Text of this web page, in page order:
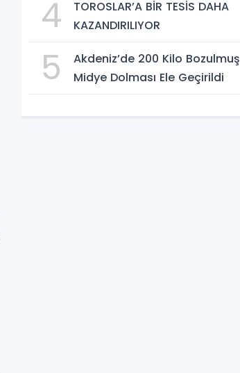
4
TOROSLAR’A BİR TESİS DAHA
KAZANDIRILIYOR
5
Akdeniz’de 200 Kilo Bozulmuş
Midye Dolması Ele Geçirildi